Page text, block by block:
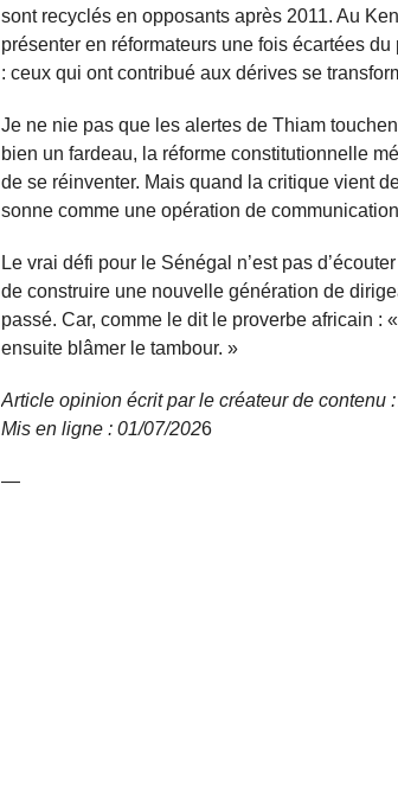
sont recyclés en opposants après 2011. Au
présenter en réformateurs une fois écartées
: ceux qui ont contribué aux dérives se
Je ne nie pas que les alertes de Thiam
bien un fardeau, la réforme constitutionnelle
de se réinventer. Mais quand la critique vient
sonne comme une opération de
Le vrai défi pour le Sénégal n’est pas
de construire une nouvelle génération de
passé. Car, comme le dit le proverbe africain :
ensuite blâmer le tambour. »
Article opinion écrit par le créateur de contenu
Mis en ligne : 01/07/2026
—